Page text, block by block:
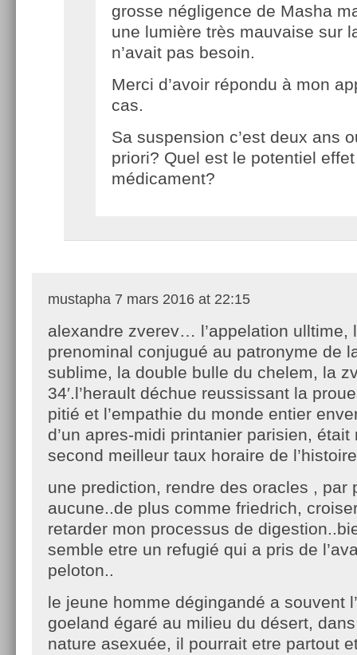
grosse négligence de Masha
une lumière très mauvaise sur
n’avait pas besoin.
Merci d’avoir répondu à mon
cas.
Sa suspension c’est deux ans
priori? Quel est le potentiel
médicament?
mustapha 7 mars 2016 at 22:15
alexandre zverev… l’appelation ulltime,
prenominal conjugué au patronyme de
sublime, la double bulle du chelem, la
34′.l’herault déchue reussissant la
pitié et l’empathie du monde entier
d’un apres-midi printanier parisien,
second meilleur taux horaire de
une prediction, rendre des oracles , par
aucune..de plus comme friedrich,
retarder mon processus de
semble etre un refugié qui a pris de
peloton..
le jeune homme dégingandé a souvent
goeland égaré au milieu du désert,
nature asexuée, il pourrait etre partout